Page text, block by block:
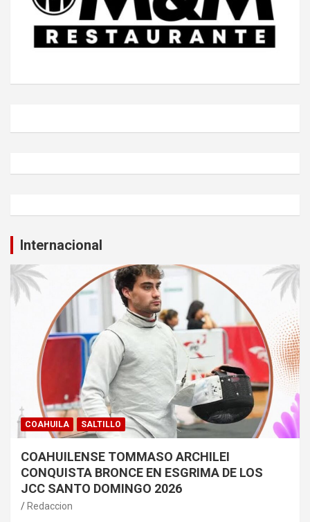
Internacional
COAHUILA SALTILLO
COAHUILENSE TOMMASO ARCHILEI
CONQUISTA BRONCE EN ESGRIMA DE LOS
JCC SANTO DOMINGO 2026
Redaccion